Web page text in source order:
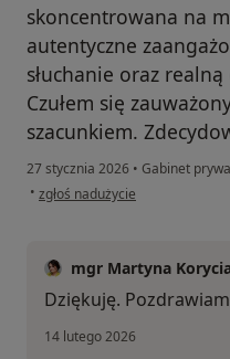
skoncentrowana na
autentyczne
słuchanie oraz
Czułem się
szacunkiem.
27 stycznia 2026 • Gabinet
• w opinii użytkownika Marcin
zgłoś nadużycie
mgr Martyna
Dziękuję.
14 lutego 2026